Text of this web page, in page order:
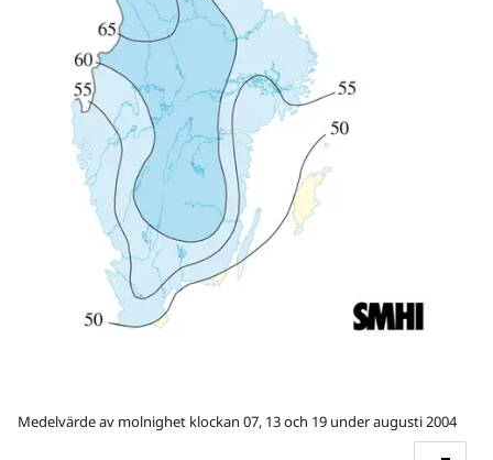
Medelvärde av molnighet klockan 07, 13 och 19 under augusti 2004